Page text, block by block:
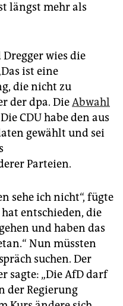
längst mehr als
wies die
ist eine
die nicht zu
der dpa. DieAbwahl
CDU habe den aus
gewählt und sei
Parteien.
sehe ich nicht“, fügte
entschieden, die
und haben das
Nun müssten
suchen. Der
sagte: „Die AfD darf
der Regierung